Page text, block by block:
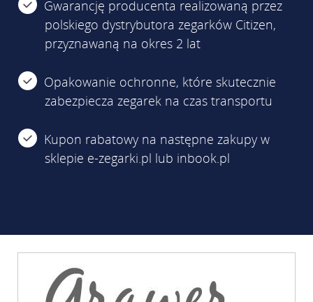
Gwarancję producenta realizowaną przez
polskiego dystrybutora zegarków Citizen,
przyznawaną na okres 2 lat
Opakowanie ochronne, które skutecznie
zabezpiecza zegarek na czas transportu
Kupon rabatowy na następne zakupy w
sklepie e-zegarki.pl lub inbook.pl